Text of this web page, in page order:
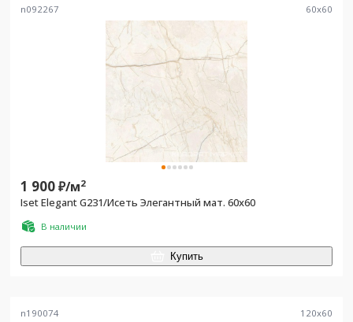
n092267 60x60
1 900₽/м2
Iset Elegant G231/Исеть Элегантный мат. 60x60
В наличии
Купить
n190074 120x60